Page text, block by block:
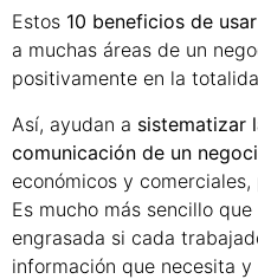
Estos 10 beneficios de
a muchas áreas de un
positivamente en la
Así, ayudan a sistematizar
comunicación de un
económicos y
Es mucho más sencillo
engrasada si cada
información que necesita